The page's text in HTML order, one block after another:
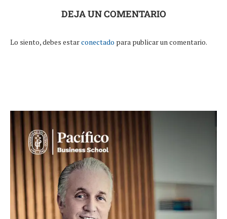
DEJA UN COMENTARIO
Lo siento, debes estarconectado para publicar un comentario.